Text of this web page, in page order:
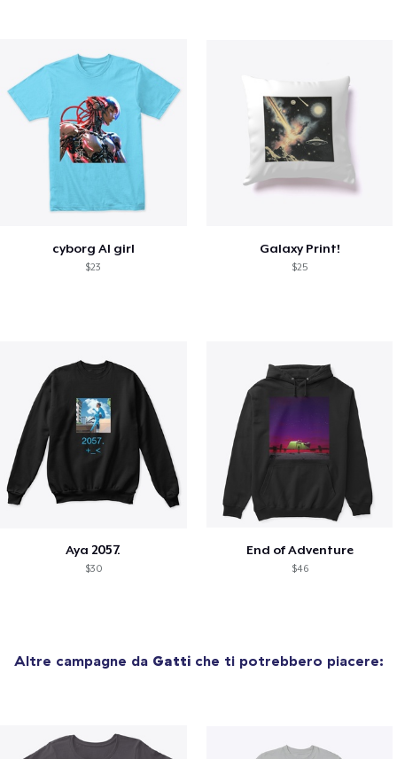
cyborg AI girl
$23
Galaxy Print!
$25
Aya 2057.
$30
End of Adventure
$46
Altre campagne da Gattiche ti potrebbero piacere: